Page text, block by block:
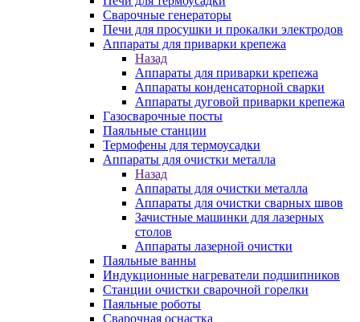
Сварочные генераторы
Печи для просушки и прокалки электродов
Аппараты для приварки крепежа
Назад
Аппараты для приварки крепежа
Аппараты конденсаторной сварки
Аппараты дуговой приварки крепежа
Газосварочные посты
Паяльные станции
Термофены для термоусадки
Аппараты для очистки металла
Назад
Аппараты для очистки металла
Аппараты для очистки сварных швов
Зачистные машинки для лазерных
столов
Аппараты лазерной очистки
Паяльные ванны
Индукционные нагреватели подшипников
Станции очистки сварочной горелки
Паяльные роботы
Сварочная оснастка